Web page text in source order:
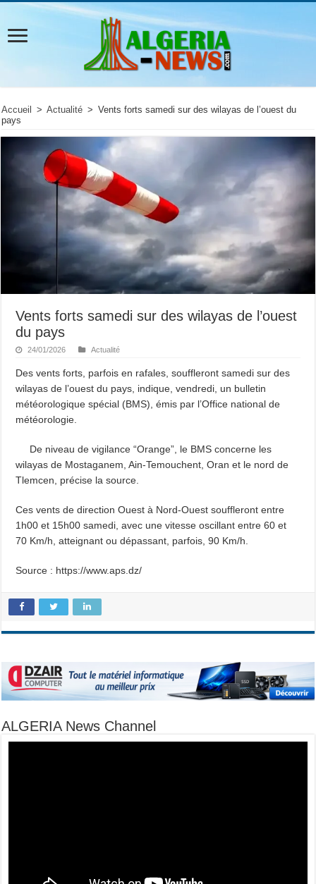
Accueil > Actualité > Vents forts samedi sur des wilayas de l’ouest du
pays
Vents forts samedi sur des wilayas de l’ouest
du pays
24/01/2026 Actualité
Des vents forts, parfois en rafales, souffleront samedi sur des
wilayas de l’ouest du pays, indique, vendredi, un bulletin
météorologique spécial (BMS), émis par l’Office national de
météorologie.
De niveau de vigilance “Orange”, le BMS concerne les
wilayas de Mostaganem, Ain-Temouchent, Oran et le nord de
Tlemcen, précise la source.
Ces vents de direction Ouest à Nord-Ouest souffleront entre
1h00 et 15h00 samedi, avec une vitesse oscillant entre 60 et
70 Km/h, atteignant ou dépassant, parfois, 90 Km/h.
Source : https://www.aps.dz/
ALGERIA News Channel